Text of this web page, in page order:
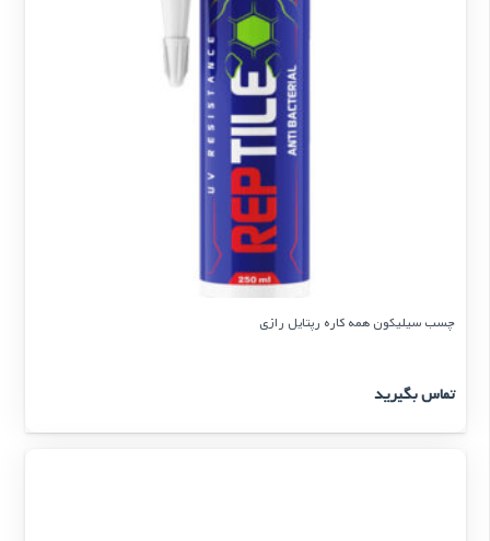
چسب سیلیکون همه کاره رپتایل رازی
تماس بگیرید